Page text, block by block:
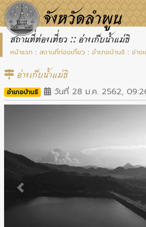
สถานที่ท่องเที่ยว :: อ่างเก็บน้ำแม่ธิ
หน้าแรก : สถานที่ท่องเที่ยว : อำเภอบ้านธิ : อ่าง
อ่างเก็บน้ำแม่ธิ
อำเภอบ้านธิ วันที่ 28 ม.ค. 2562,
Previous